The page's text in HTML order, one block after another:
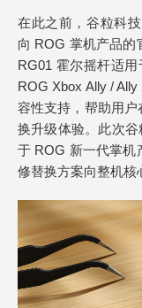
在此之前，谷粒科
向 ROG 掌机产品的
RG01 霍尔摇杆适
ROG Xbox Ally /
容性支持，帮助用
换升级体验。此次
于 ROG 新一代掌机
修替换方案向整机核